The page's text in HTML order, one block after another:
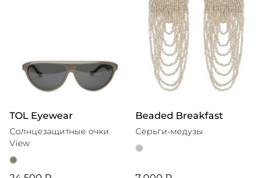
TOL Eyewear
Солнцезащитные очки
View
Beaded Breakfast
Серьги-медузы